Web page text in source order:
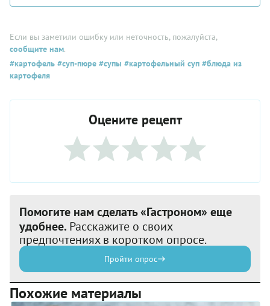
Если вы заметили ошибку или неточность, пожалуйста,
сообщите нам.
#картофель #суп-пюре #супы #картофельный суп #блюда из
картофеля
Оцените рецепт
Помогите нам сделать «Гастроном» еще
удобнее. Расскажите о своих
предпочтениях в коротком опросе.
Пройти опрос
Похожие материалы